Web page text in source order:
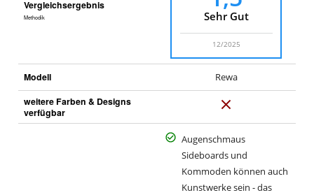
Vergleichsergebnis
Methodik Sehr Gut
12/2025
Modell Rewa
weitere Farben & Designs
verfügbar
i
n
Augenschmaus
Sideboards und
Kommoden können auch
Kunstwerke sein - das